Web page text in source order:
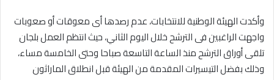
وأكدت الهيئة الوطنية للانتخابات، عدم رصدها أى معوقات أو صعوبات
واجهت الراغبين فى الترشح خلال اليوم الثاني، حيث انتظم العمل بلجان
تلقى أوراق الترشح منذ الساعة التاسعة صباحا وحتى الخامسة مساء،
وذلك بفضل التيسيرات المقدمة من الهيئة قبل انطلاق الماراثون